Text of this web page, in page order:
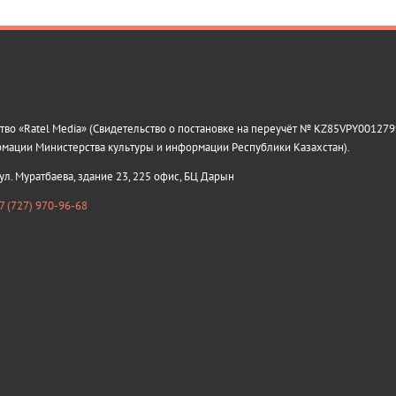
«Ratel Media» (Свидетельство о постановке на переучёт №
Министерства культуры и информации Республики Казахстан).
Муратбаева, здание 23, 225 офис, БЦ Дарын
(727) 970-96-68